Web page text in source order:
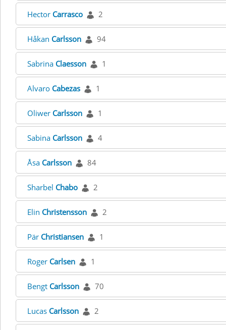
Hector Carrasco 2
Håkan Carlsson 94
Sabrina Claesson 1
Alvaro Cabezas 1
Oliwer Carlsson 1
Sabina Carlsson 4
Åsa Carlsson 84
Sharbel Chabo 2
Elin Christensson 2
Pär Christiansen 1
Roger Carlsen 1
Bengt Carlsson 70
Lucas Carlsson 2